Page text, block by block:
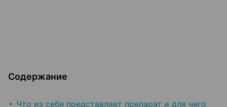
Содержание
Что из себя представляет препарат и для чего